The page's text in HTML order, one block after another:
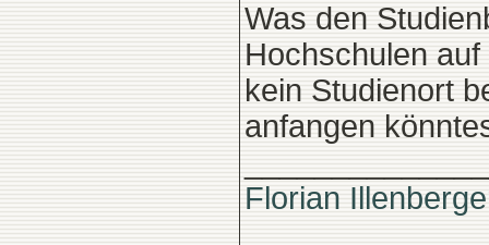
Was den
Hochschulen
kein Studienort
anfangen
Florian